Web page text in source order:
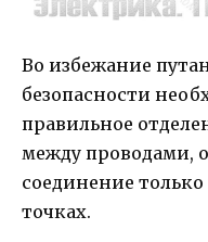
Во избежание
безопасности
правильное
между проводами,
соединение
точках.